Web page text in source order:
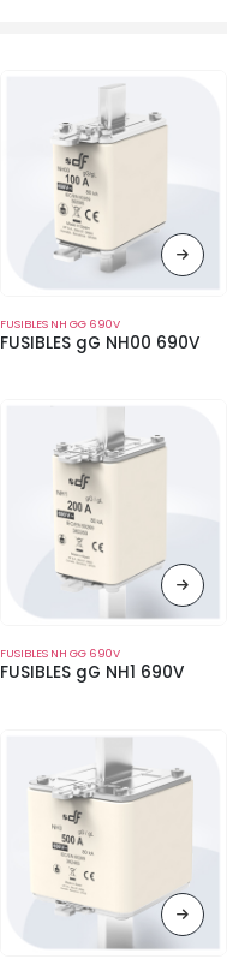
FUSIBLES NH GG 690V
FUSIBLES gG NH00 690V
FUSIBLES NH GG 690V
FUSIBLES gG NH1 690V